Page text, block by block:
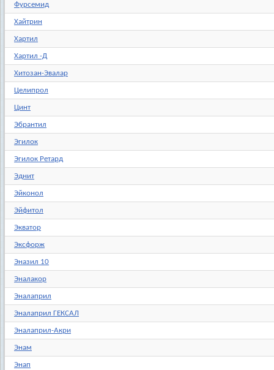
Фурсемид
Хайтрин
Хартил
Хартил -Д
Хитозан-Эвалар
Целипрол
Цинт
Эбрантил
Эгилок
Эгилок Ретард
Эднит
Эйконол
Эйфитол
Экватор
Эксфорж
Эназил 10
Эналакор
Эналаприл
Эналаприл ГЕКСАЛ
Эналаприл-Акри
Энам
Энап